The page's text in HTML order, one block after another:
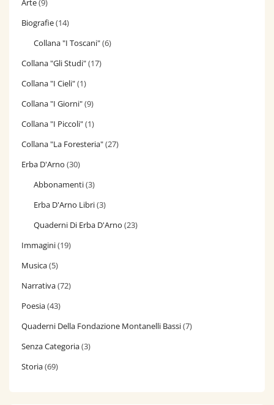
Biografie(14)
Collana "I Toscani"(6)
Collana "Gli Studi"(17)
Collana "I Cieli"(1)
Collana "I Giorni"(9)
Collana "I Piccoli"(1)
Collana "La Foresteria"(27)
Erba D'Arno (30)
Abbonamenti(3)
Erba D'Arno Libri(3)
Quaderni Di Erba D'Arno (23)
Immagini(19)
Musica(5)
Narrativa(72)
Poesia(43)
Quaderni Della Fondazione Montanelli Bassi(7)
Senza Categoria(3)
Storia(69)